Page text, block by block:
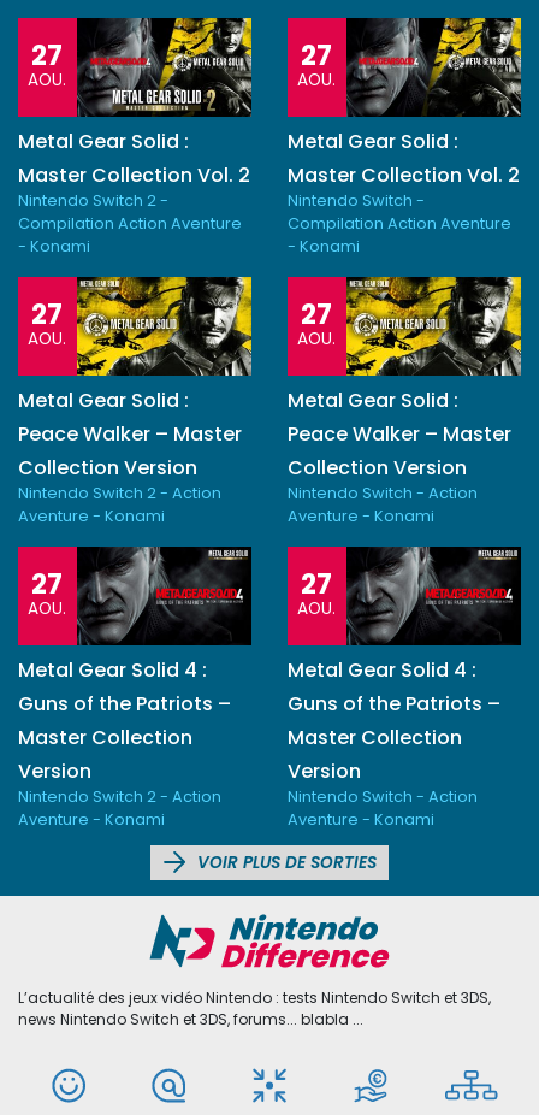
27
AOU.
Metal Gear Solid :
Master Collection Vol. 2
Nintendo Switch 2 -
Compilation Action Aventure
- Konami
27
AOU.
Metal Gear Solid :
Master Collection Vol. 2
Nintendo Switch -
Compilation Action Aventure
- Konami
27
AOU.
Metal Gear Solid :
Peace Walker – Master
Collection Version
Nintendo Switch 2 - Action
Aventure - Konami
27
AOU.
Metal Gear Solid :
Peace Walker – Master
Collection Version
Nintendo Switch - Action
Aventure - Konami
27
AOU.
Metal Gear Solid 4 :
Guns of the Patriots –
Master Collection
Version
Nintendo Switch 2 - Action
Aventure - Konami
27
AOU.
Metal Gear Solid 4 :
Guns of the Patriots –
Master Collection
Version
Nintendo Switch - Action
Aventure - Konami
VOIR PLUS DE SORTIES
L’actualité des jeux vidéo Nintendo : tests Nintendo Switch et 3DS,
news Nintendo Switch et 3DS, forums... blabla ...